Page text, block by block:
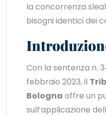
la concorrenza
bisogni identici dei
Con la sentenza n.
febbraio 2023, il
Bologna offre un
sull’applicazione